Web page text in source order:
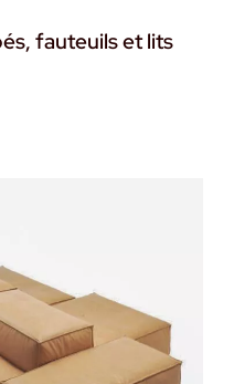
fauteuils et lits